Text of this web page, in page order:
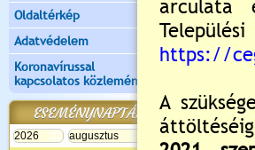
Oldaltérkép
Adatvédelem
Koronavírussal
kapcsolatos közlemények
ESEMÉNYNAPTÁR